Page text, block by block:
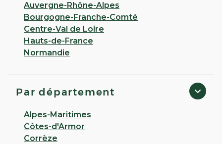
VOIR PLUS
Auvergne-Rhône-Alpes
Bourgogne-Franche-Comté
Centre-Val de Loire
Hauts-de-France
Normandie
Par département
Alpes-Maritimes
Côtes-d'Armor
Corrèze